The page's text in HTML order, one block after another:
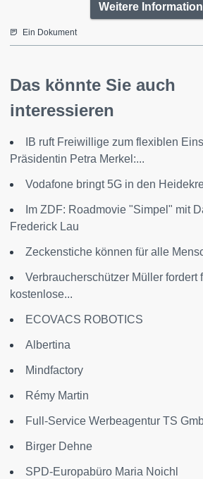
Weitere
Ein Dokument
Das könnte Sie auch
interessieren
IB ruft Freiwillige zum flexiblen
Präsidentin Petra Merkel:...
Vodafone bringt 5G in den
Im ZDF: Roadmovie "Simpel" mit
Frederick Lau
Zeckenstiche können für alle
Verbraucherschützer Müller fordert
kostenlose...
ECOVACS ROBOTICS
Albertina
Mindfactory
Rémy Martin
Full-Service Werbeagentur TS
Birger Dehne
SPD-Europabüro Maria Noichl